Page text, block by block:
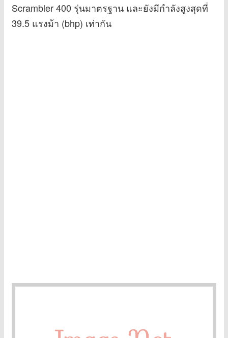
Scrambler 400 รุ่นมาตรฐาน และยังมีกำลังสูงสุดที่
39.5 แรงม้า (bhp) เท่ากัน